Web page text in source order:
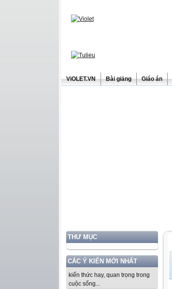
ViOLET.VN Bài giảng Giáo án
THƯ MỤC
CÁC Ý KIẾN MỚI NHẤT
kiến thức hay, quan trọng trong
cuộc sống...